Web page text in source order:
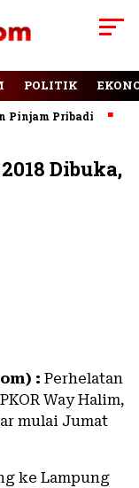
POLITIK
Pribadi
Dibuka,
: Perhelatan
Way Halim,
mulai Jumat
ke Lampung